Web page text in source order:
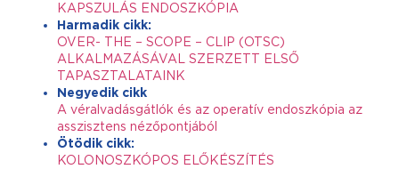
KAPSZULÁS ENDOSZKÓPIA
Harmadik cikk:
OVER- THE – SCOPE – CLIP (OTSC)
ALKALMAZÁSÁVAL SZERZETT ELSŐ
TAPASZTALATAINK
Negyedik cikk
A véralvadásgátlók és az operatív endoszkópia az
asszisztens nézőpontjából
Ötödik cikk:
KOLONOSZKÓPOS ELŐKÉSZÍTÉS